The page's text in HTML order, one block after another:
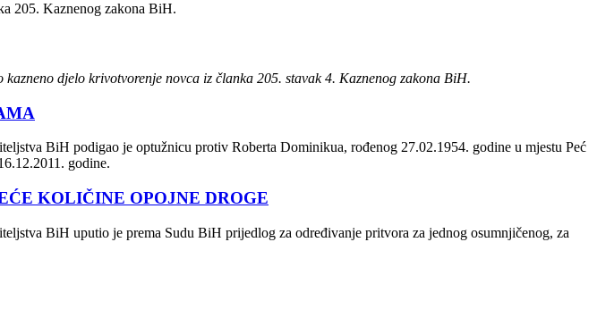
205. Kaznenog zakona BiH.
djelo krivotvorenje novca iz članka 205. stavak 4. Kaznenog zakona BiH.
BiH podigao je optužnicu protiv Roberta Dominikua, rođenog 27.02.1954. godine u mjestu Peć
godine.
KOLIČINE OPOJNE DROGE
BiH uputio je prema Sudu BiH prijedlog za određivanje pritvora za jednog osumnjičenog, za